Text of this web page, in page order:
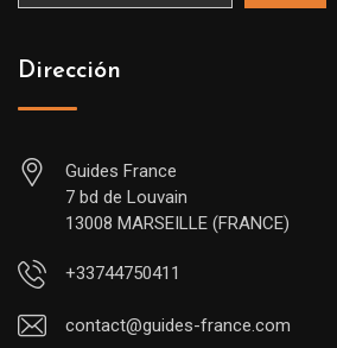
Dirección
Guides France
7 bd de Louvain
13008 MARSEILLE (FRANCE)
+33744750411
contact@guides-france.com